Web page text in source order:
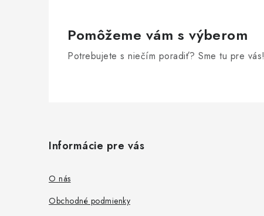
Pomôžeme vám s výberom
Potrebujete s niečím poradiť? Sme tu pre vás!
Informácie pre vás
O nás
Obchodné podmienky